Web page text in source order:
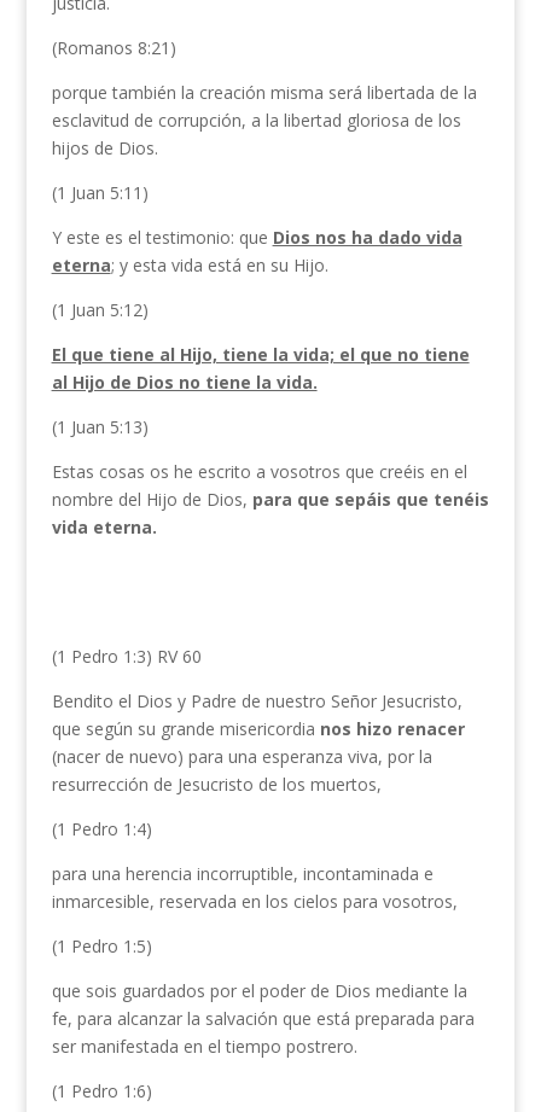
(Romanos 8:21)
porque también la creación misma será libertada de la
esclavitud de corrupción, a la libertad gloriosa de los
hijos de Dios.
(1 Juan 5:11)
Y este es el testimonio: que Dios nos ha dado vida
eterna; y esta vida está en su Hijo.
(1 Juan 5:12)
El que tiene al Hijo, tiene la vida; el que no tiene
al Hijo de Dios no tiene la vida.
(1 Juan 5:13)
Estas cosas os he escrito a vosotros que creéis en el
nombre del Hijo de Dios, para que sepáis que tenéis
vida eterna.
(1 Pedro 1:3) RV 60
Bendito el Dios y Padre de nuestro Señor Jesucristo,
que según su grande misericordia nos hizo renacer
(nacer de nuevo) para una esperanza viva, por la
resurrección de Jesucristo de los muertos,
(1 Pedro 1:4)
para una herencia incorruptible, incontaminada e
inmarcesible, reservada en los cielos para vosotros,
(1 Pedro 1:5)
que sois guardados por el poder de Dios mediante la
fe, para alcanzar la salvación que está preparada para
ser manifestada en el tiempo postrero.
(1 Pedro 1:6)